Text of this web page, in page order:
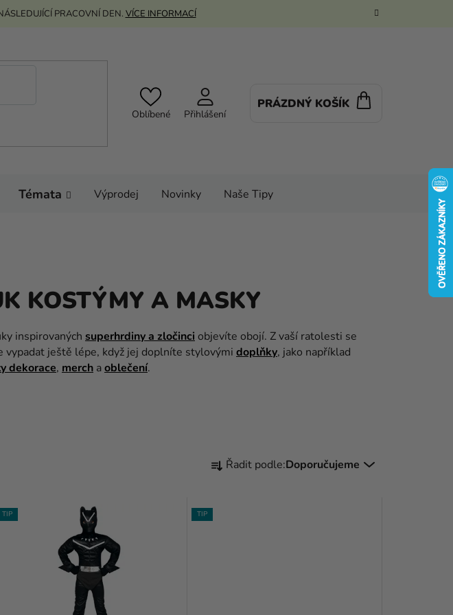
PRACOVNÍ DEN. VÍCE INFORMACÍ
Oblíbené Přihlášení
PRÁZDNÝ KOŠÍK
Témata Výprodej Novinky Naše Tipy
KOSTÝMY A MASKY
inspirovaných superhrdiny a zločinci objevíte obojí. Z vaší ratolesti se
vypadat ještě lépe, když jej doplníte stylovými doplňky, jako například
dekorace, merch aoblečení.
Ř
Z
E
Řadit podle:Doporučujeme
TIP TIP